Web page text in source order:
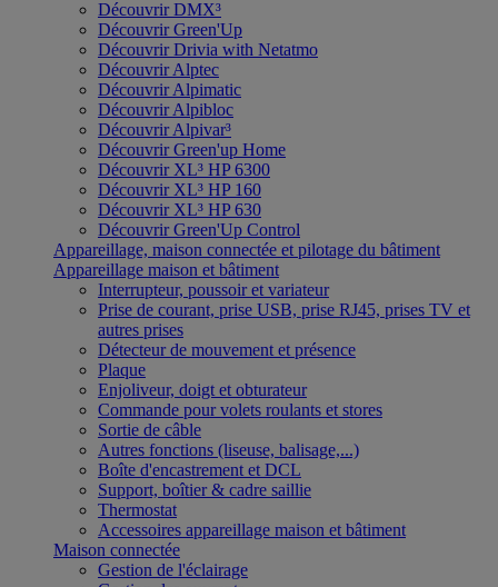
Découvrir DMX³
Découvrir Green'Up
Découvrir Drivia with Netatmo
Découvrir Alptec
Découvrir Alpimatic
Découvrir Alpibloc
Découvrir Alpivar³
Découvrir Green'up Home
Découvrir XL³ HP 6300
Découvrir XL³ HP 160
Découvrir XL³ HP 630
Découvrir Green'Up Control
Appareillage, maison connectée et pilotage du bâtiment
Appareillage maison et bâtiment
Interrupteur, poussoir et variateur
Prise de courant, prise USB, prise RJ45, prises TV et
autres prises
Détecteur de mouvement et présence
Plaque
Enjoliveur, doigt et obturateur
Commande pour volets roulants et stores
Sortie de câble
Autres fonctions (liseuse, balisage,...)
Boîte d'encastrement et DCL
Support, boîtier & cadre saillie
Thermostat
Accessoires appareillage maison et bâtiment
Maison connectée
Gestion de l'éclairage